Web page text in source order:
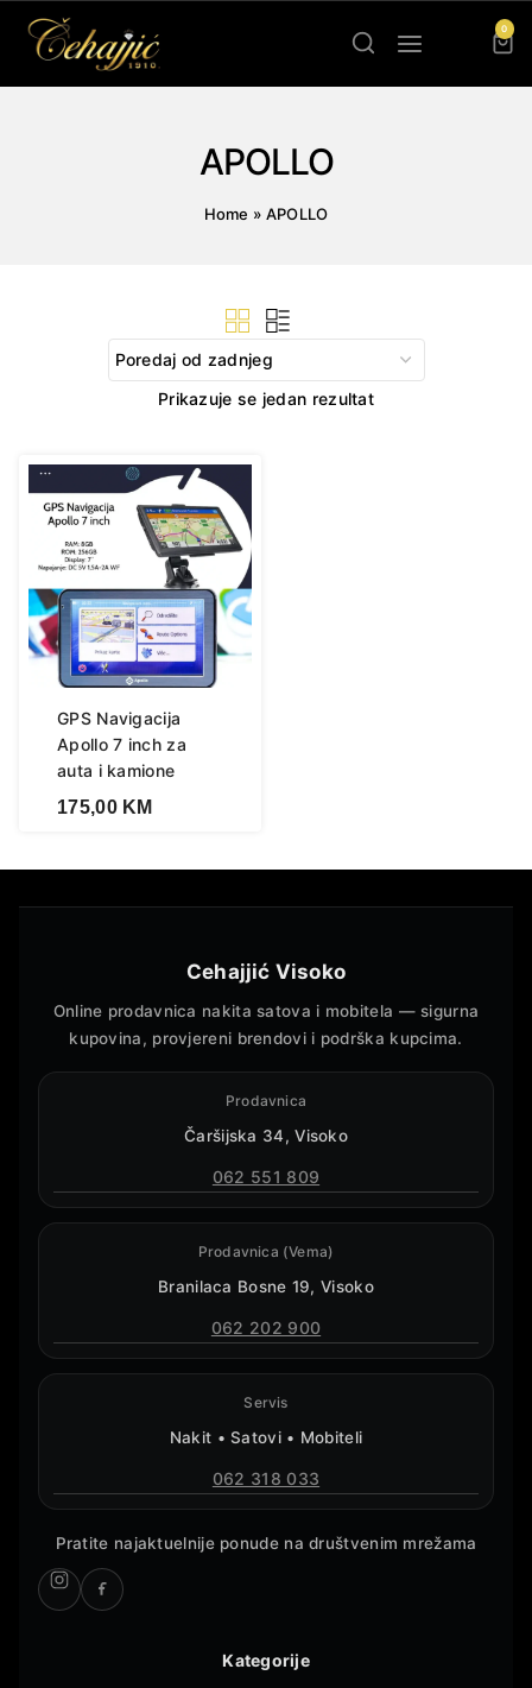
0
APOLLO
Home » APOLLO
Prikazuje se jedan rezultat
GPS Navigacija
Apollo 7 inch za
auta i kamione
175,00 KM
Cehajjić Visoko
Online prodavnica nakita satova i mobitela — sigurna
kupovina, provjereni brendovi i podrška kupcima.
Prodavnica
Čaršijska 34, Visoko
062 551 809
Prodavnica (Vema)
Branilaca Bosne 19, Visoko
062 202 900
Servis
Nakit • Satovi • Mobiteli
062 318 033
Pratite najaktuelnije ponude na društvenim mrežama
Kategorije